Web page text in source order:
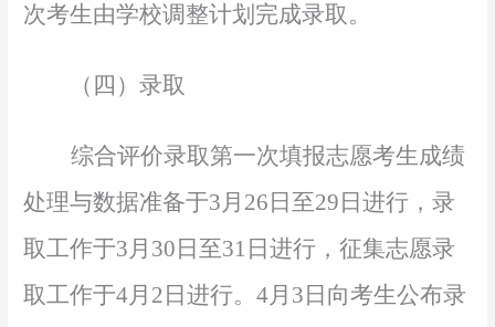
次考生由学校调整计划完成录取。
（四）录取
综合评价录取第一次填报志愿考生成绩
处理与数据准备于3月 26 日至29 日进行，录
取工作于3月 30 日至31日进行，征集志愿录
取工作于4月 2 日进行。4月 3 日向考生公布录